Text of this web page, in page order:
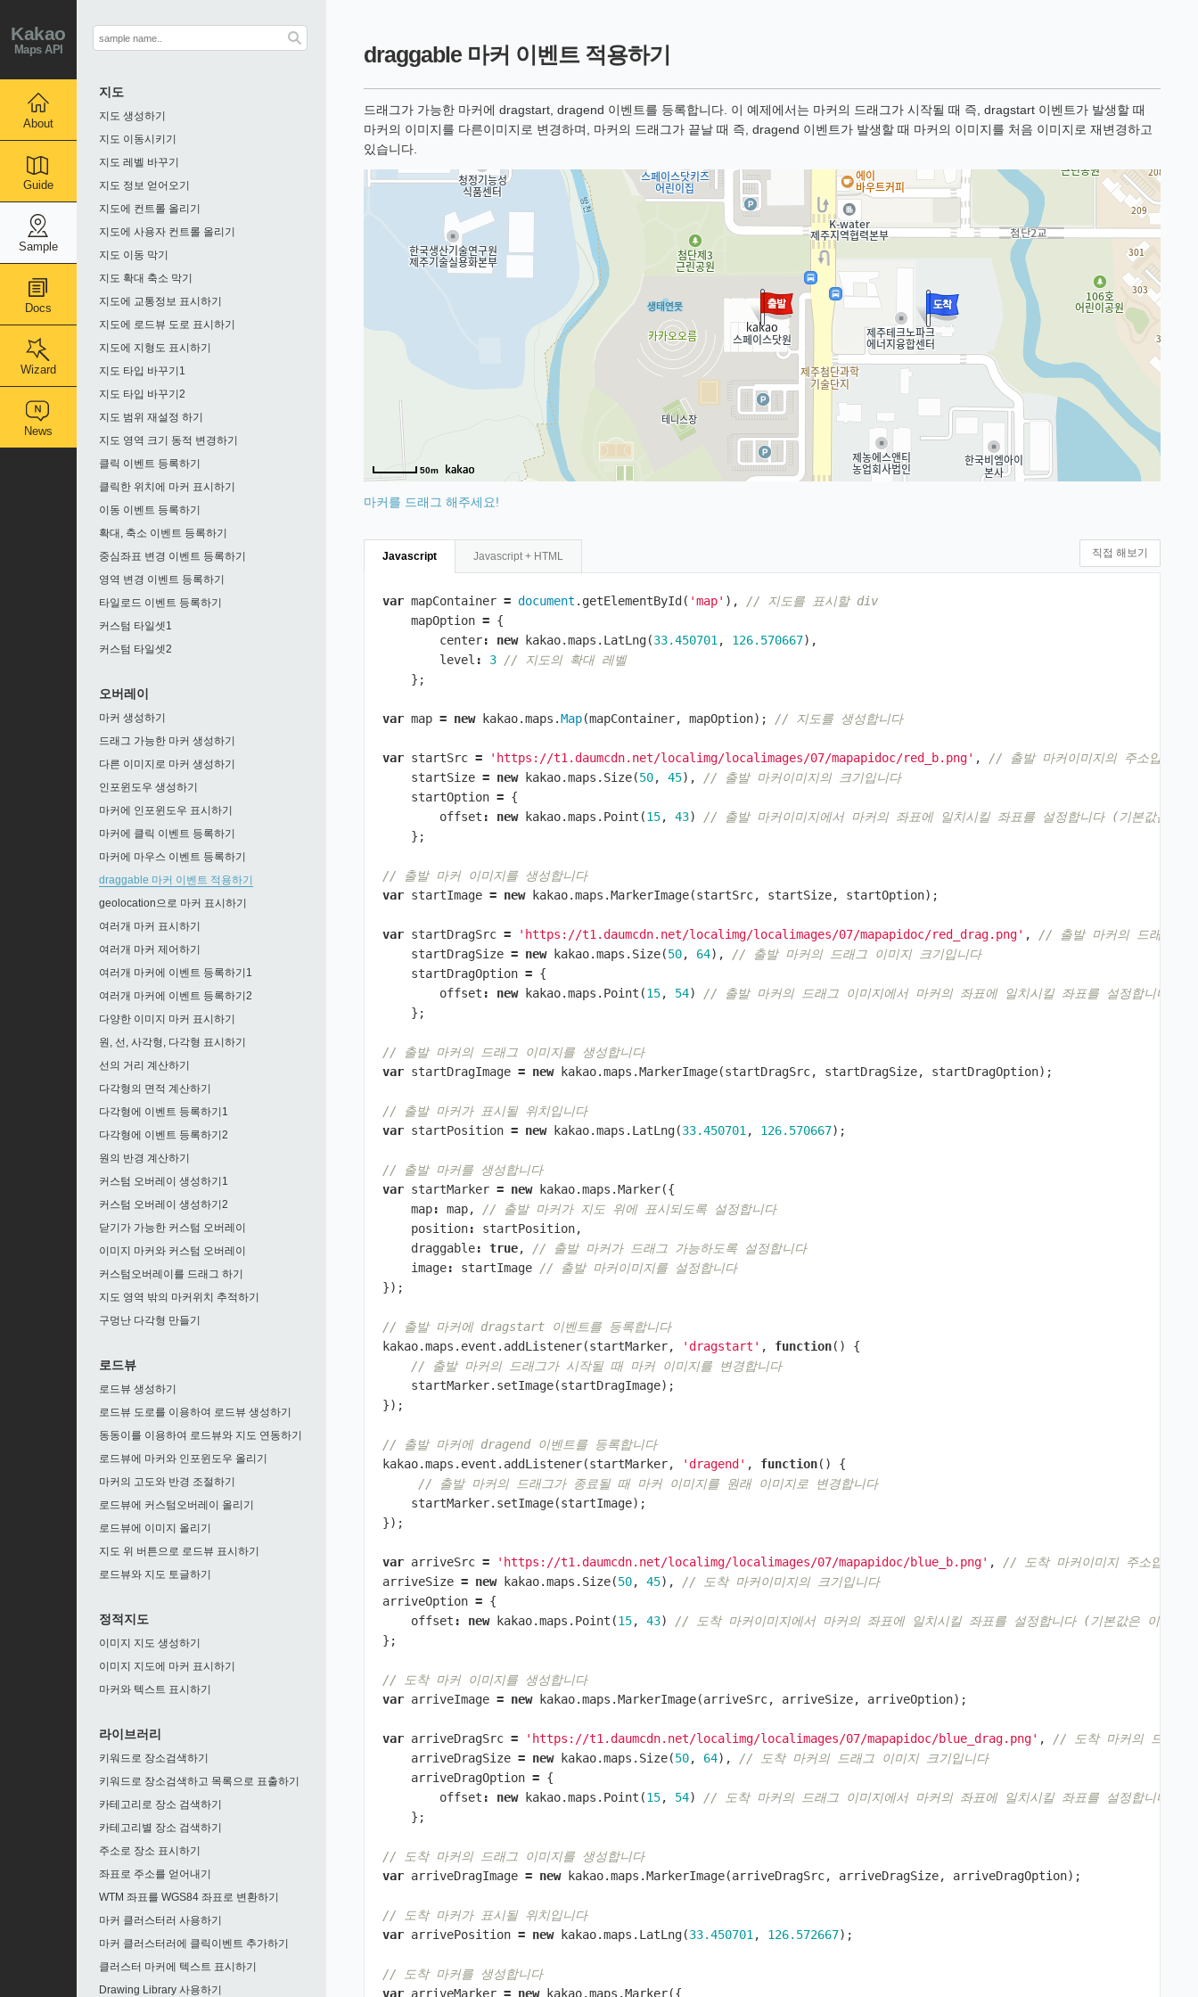
Kakao
Maps API
About
Guide
Sample
Docs
Wizard
News
지도
지도 생성하기
지도 이동시키기
지도 레벨 바꾸기
지도 정보 얻어오기
지도에 컨트롤 올리기
지도에 사용자 컨트롤 올리기
지도 이동 막기
지도 확대 축소 막기
지도에 교통정보 표시하기
지도에 로드뷰 도로 표시하기
지도에 지형도 표시하기
지도 타입 바꾸기1
지도 타입 바꾸기2
지도 범위 재설정 하기
지도 영역 크기 동적 변경하기
클릭 이벤트 등록하기
클릭한 위치에 마커 표시하기
이동 이벤트 등록하기
확대, 축소 이벤트 등록하기
중심좌표 변경 이벤트 등록하기
영역 변경 이벤트 등록하기
타일로드 이벤트 등록하기
커스텀 타일셋1
커스텀 타일셋2
오버레이
마커 생성하기
드래그 가능한 마커 생성하기
다른 이미지로 마커 생성하기
인포윈도우 생성하기
마커에 인포윈도우 표시하기
마커에 클릭 이벤트 등록하기
마커에 마우스 이벤트 등록하기
draggable 마커 이벤트 적용하기
geolocation으로 마커 표시하기
여러개 마커 표시하기
여러개 마커 제어하기
여러개 마커에 이벤트 등록하기1
여러개 마커에 이벤트 등록하기2
다양한 이미지 마커 표시하기
원, 선, 사각형, 다각형 표시하기
선의 거리 계산하기
다각형의 면적 계산하기
다각형에 이벤트 등록하기1
다각형에 이벤트 등록하기2
원의 반경 계산하기
커스텀 오버레이 생성하기1
커스텀 오버레이 생성하기2
닫기가 가능한 커스텀 오버레이
이미지 마커와 커스텀 오버레이
커스텀오버레이를 드래그 하기
지도 영역 밖의 마커위치 추적하기
구멍난 다각형 만들기
로드뷰
로드뷰 생성하기
로드뷰 도로를 이용하여 로드뷰 생성하기
동동이를 이용하여 로드뷰와 지도 연동하기
로드뷰에 마커와 인포윈도우 올리기
마커의 고도와 반경 조절하기
로드뷰에 커스텀오버레이 올리기
로드뷰에 이미지 올리기
지도 위 버튼으로 로드뷰 표시하기
로드뷰와 지도 토글하기
정적지도
이미지 지도 생성하기
이미지 지도에 마커 표시하기
마커와 텍스트 표시하기
라이브러리
키워드로 장소검색하기
키워드로 장소검색하고 목록으로 표출하기
카테고리로 장소 검색하기
카테고리별 장소 검색하기
주소로 장소 표시하기
좌표로 주소를 얻어내기
WTM 좌표를 WGS84 좌표로 변환하기
마커 클러스터러 사용하기
마커 클러스터러에 클릭이벤트 추가하기
클러스터 마커에 텍스트 표시하기
Drawing Library 사용하기
draggable 마커 이벤트 적용하기
드래그가 가능한 마커에 dragstart, dragend 이벤트를 등록합니다. 이 예제에서는 마커의 드래그가 시작될 때 즉, dragstart 이벤트가 발생할 때
마커의 이미지를 다른이미지로 변경하며, 마커의 드래그가 끝날 때 즉, dragend 이벤트가 발생할 때 마커의 이미지를 처음 이미지로 재변경하고
있습니다.
50m
마커를 드래그 해주세요!
직접 해보기
Javascript
var mapContainer = document . getElementById ( 'map' ),
// 지도를 표시할 div
mapOption = {
center: new kakao.maps . LatLng(33.450701 , 126.570667),
level : 3
// 지도의 확대 레벨
};
var map = new kakao.maps .Map(mapContainer, mapOption); // 지도를 생성합니다
var startSrc = 'https://t1.daumcdn.net/localimg/localimages/07/mapapidoc/red_b.png' ,
// 출발 마커이미지의 주소입
startSize = new kakao.maps . Size(50, 45),
// 출발 마커이미지의 크기입니다
startOption = {
offset : new kakao.maps . Point (15, 43)
// 출발 마커이미지에서 마커의 좌표에 일치시킬 좌표를 설정합니다 (기본값은 이
};
// 출발 마커 이미지를 생성합니다
var startImage = new kakao.maps .MarkerImage(startSrc, startSize, startOption);
var startDragSrc = 'https://t1.daumcdn.net/localimg/localimages/07/mapapidoc/red_drag.png' ,
// 출발 마커의 드래그
startDragSize = new kakao.maps . Size(50, 64),
// 출발 마커의 드래그 이미지 크기입니다
startDragOption = {
offset : new kakao.maps . Point (15, 54)
// 출발 마커의 드래그 이미지에서 마커의 좌표에 일치시킬 좌표를 설정합니다 (
};
// 출발 마커의 드래그 이미지를 생성합니다
var startDragImage = new kakao.maps .MarkerImage(startDragSrc, startDragSize, startDragOption);
// 출발 마커가 표시될 위치입니다
var startPosition = new kakao.maps . LatLng(33.450701 , 126.570667);
// 출발 마커를 생성합니다
var startMarker = new kakao.maps .Marker({
map: map,
// 출발 마커가 지도 위에 표시되도록 설정합니다
position: startPosition,
draggable: true,
// 출발 마커가 드래그 가능하도록 설정합니다
image: startImage
// 출발 마커이미지를 설정합니다
});
// 출발 마커에 dragstart 이벤트를 등록합니다
kakao.maps . event . addListener(startMarker, 'dragstart' , function()
{
// 출발 마커의 드래그가 시작될 때 마커 이미지를 변경합니다
startMarker. setImage(startDragImage);
});
// 출발 마커에 dragend 이벤트를 등록합니다
kakao.maps . event . addListener(startMarker, 'dragend' , function()
{
// 출발 마커의 드래그가 종료될 때 마커 이미지를 원래 이미지로 변경합니다
startMarker. setImage(startImage);
});
var arriveSrc = 'https://t1.daumcdn.net/localimg/localimages/07/mapapidoc/blue_b.png' ,
// 도착 마커이미지 주소입
arriveSize = new kakao.maps . Size(50, 45),
// 도착 마커이미지의 크기입니다
arriveOption = {
offset : new kakao.maps . Point (15, 43)
// 도착 마커이미지에서 마커의 좌표에 일치시킬 좌표를 설정합니다 (기본값은 이미지
};
// 도착 마커 이미지를 생성합니다
var arriveImage = new kakao.maps .MarkerImage(arriveSrc, arriveSize, arriveOption);
var arriveDragSrc = 'https://t1.daumcdn.net/localimg/localimages/07/mapapidoc/blue_drag.png' ,
// 도착 마커의 드래
arriveDragSize = new kakao.maps . Size(50, 64),
// 도착 마커의 드래그 이미지 크기입니다
arriveDragOption = {
offset : new kakao.maps . Point (15, 54)
// 도착 마커의 드래그 이미지에서 마커의 좌표에 일치시킬 좌표를 설정합니다 (
};
// 도착 마커의 드래그 이미지를 생성합니다
var arriveDragImage = new kakao.maps .MarkerImage(arriveDragSrc, arriveDragSize, arriveDragOption);
// 도착 마커가 표시될 위치입니다
var arrivePosition = new kakao.maps . LatLng(33.450701 , 126.572667);
// 도착 마커를 생성합니다
var arriveMarker = new kakao.maps .Marker({
Javascript + HTML